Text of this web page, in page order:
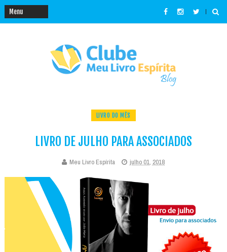
LIVRO DO MÊS
LIVRO DE JULHO PARA ASSOCIADOS
Meu Livro Espírita julho 01, 2018